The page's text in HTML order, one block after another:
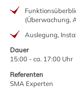
(Überwachung,
Auslegung,
Dauer
15:00 - ca. 17:00 Uhr
Referenten
SMA Experten